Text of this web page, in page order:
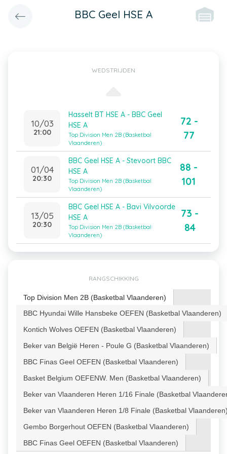
BBC Geel HSE A
WEDSTRIJDEN
10/03
21:00
Hasselt BT HSE A - BBC Geel
HSE A
Top Division Men 2B (Basketbal
Vlaanderen)
72 -
77
01/04
20:30
BBC Geel HSE A - Stevoort BBC
HSE A
Top Division Men 2B (Basketbal
Vlaanderen)
88 -
101
13/05
20:30
BBC Geel HSE A - Bavi Vilvoorde
HSE A
Top Division Men 2B (Basketbal
Vlaanderen)
73 -
84
RANGSCHIKKING
Top Division Men 2B (Basketbal Vlaanderen)
BBC Hyundai Wille Hansbeke OEFEN (Basketbal Vlaanderen)
Kontich Wolves OEFEN (Basketbal Vlaanderen)
Beker van België Heren - Poule G (Basketbal Vlaanderen)
BBC Finas Geel OEFEN (Basketbal Vlaanderen)
Basket Belgium OEFENW. Men (Basketbal Vlaanderen)
Beker van Vlaanderen Heren 1/16 Finale (Basketbal
Beker van Vlaanderen Heren 1/8 Finale (Basketbal
Gembo Borgerhout OEFEN (Basketbal Vlaanderen)
BBC Finas Geel OEFEN (Basketbal Vlaanderen)